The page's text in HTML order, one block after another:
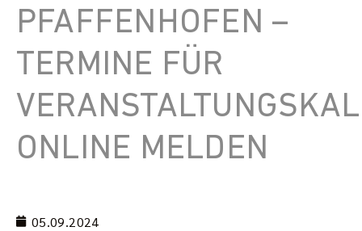
PFAFFENHOFEN –
TERMINE FÜR
ONLINE MELDEN
05.09.2024